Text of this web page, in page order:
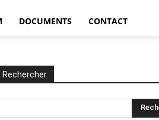
DOCUMENTS CONTACT
Rechercher